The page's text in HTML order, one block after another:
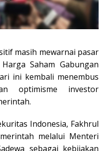
masih mewarnai pasar
Saham Gabungan
ini kembali menembus
optimisme investor
Indonesia, Fakhrul
melalui Menteri
sebagai kebijakan